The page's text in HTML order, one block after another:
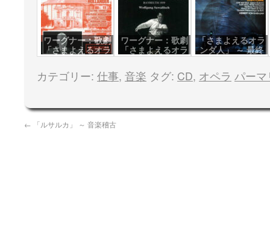
ワーグナー：歌劇
「さまよえるオラ
ンダ人」 ～ バイ
ロイト '55
ワーグナー：歌劇
「さまよえるオラ
ンダ人」 ～ バイ
ロイト '59
「さまよえるオラ
ンダ人」 ～ 最終
公演
カテゴリー: 仕事, 音楽 タグ: CD, オペラ パー
← 「ルサルカ」 ～ 音楽稽古